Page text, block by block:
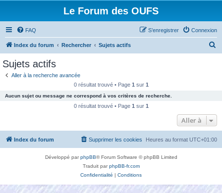
Le Forum des OUFS
FAQ Connexion
S’enregistrer
Index du forum Rechercher Sujets actifs
c
e
Sujets actifs
Aller à la recherche avancée
0 résultat trouvé • Page 1 sur 1
Aucun sujet ou message ne correspond à vos critères de recherche.
0 résultat trouvé • Page 1 sur 1
Aller à
Index du forum Heures au format UTC+01:00
Supprimer les cookies
Développé parphpBB® Forum Software © phpBB Limited
Traduit parphpBB-fr.com
Confidentialité | Conditions